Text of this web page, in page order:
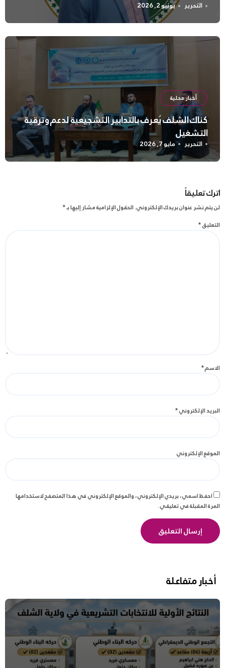
التحرير يونيو 2, 2026
أخبار محلية
كناك الشلف يُعرف بالتدابير التشجيعية لدعم وترقية
التشغيل
التحرير مايو 7, 2026
اترك تعليقاً
لن يتم نشر عنوان بريدك الإلكتروني.الحقول الإلزامية مشار إليها بـ*
التعليق*
الاسم*
البريد الإلكتروني*
الموقع الإلكتروني
احفظ اسمي، بريدي الإلكتروني، والموقع الإلكتروني في هذا المتصفح لاستخدامها
المرة المقبلة في تعليقي.
أخبار متفاعلة